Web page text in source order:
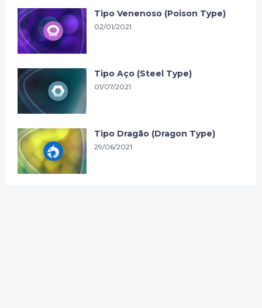
Tipo Venenoso (Poison Type)
02/01/2021
Tipo Aço (Steel Type)
01/07/2021
Tipo Dragão (Dragon Type)
29/06/2021